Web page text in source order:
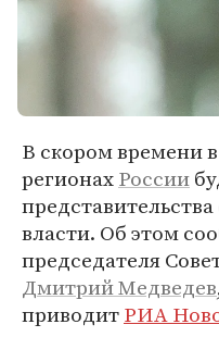
В скором времени
регионахРоссии
власти. Об этом
председателя
Дмитрий Медведев
приводитРИА